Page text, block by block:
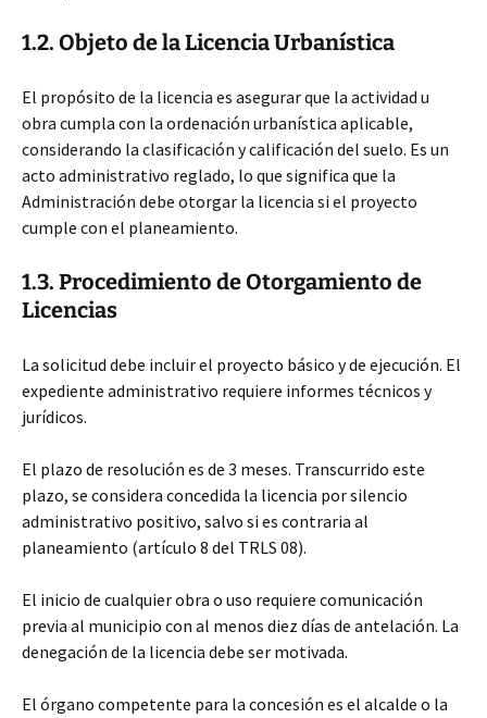
1.2. Objeto de la Licencia Urbanística
El propósito de la licencia es asegurar que la actividad u
obra cumpla con la ordenación urbanística aplicable,
considerando la clasificación y calificación del suelo. Es un
acto administrativo reglado, lo que significa que la
Administración debe otorgar la licencia si el proyecto
cumple con el planeamiento.
1.3. Procedimiento de Otorgamiento de
Licencias
La solicitud debe incluir el proyecto básico y de ejecución. El
expediente administrativo requiere informes técnicos y
jurídicos.
El plazo de resolución es de 3 meses. Transcurrido este
plazo, se considera concedida la licencia por silencio
administrativo positivo, salvo si es contraria al
planeamiento (artículo 8 del TRLS 08).
El inicio de cualquier obra o uso requiere comunicación
previa al municipio con al menos diez días de antelación. La
denegación de la licencia debe ser motivada.
El órgano competente para la concesión es el alcalde o la